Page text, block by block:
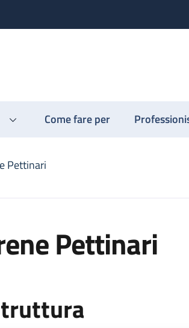
Come fare per
Pettinari
Pettinari